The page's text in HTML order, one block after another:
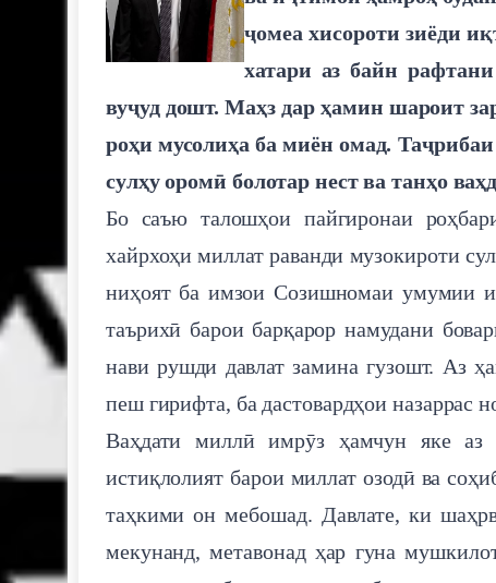
ҷомеа хисороти зиёди
хатари аз байн
вуҷуд дошт. Маҳз дар ҳамин шароит
роҳи мусолиҳа ба миён омад.
сулҳу оромӣ болотар нест ва танҳо
Бо саъю талошҳои пайгиронаи
хайрхоҳи миллат раванди музокироти
ниҳоят ба имзои Созишномаи умумии
таърихӣ барои барқарор намудани
нави рушди давлат замина гузошт. Аз
пеш гирифта, ба дастовардҳои назаррас
Ваҳдати миллӣ имрӯз ҳамчун яке аз
истиқлолият барои миллат озодӣ ва
таҳкими он мебошад. Давлате, ки
мекунанд, метавонад ҳар гуна